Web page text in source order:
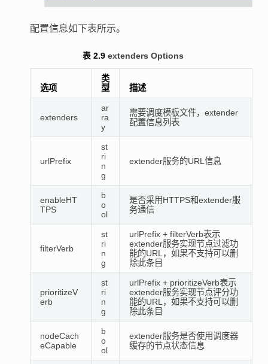
配置信息如下表所示。
表 2.9 extenders Options
选项
类
型
描述
extenders
ar
ra
y
需要调度模板文件，extender
配置信息列表
urlPrefix
st
ri
n
g
extender服务的URL信息
enableHT
TPS
b
o
ol
是否采用HTTPS和extender服
务通信
filterVerb
st
ri
n
g
urlPrefix + filterVerb表示
extender服务实现节点过滤功
能的URL，如果不支持可以删
除此条目
prioritizeV
erb
st
ri
n
g
urlPrefix + prioritizeVerb表示
extender服务实现节点评分功
能的URL，如果不支持可以删
除此条目
nodeCach
eCapable
b
o
ol
extender服务是否使用调度器
缓存的节点状态信息